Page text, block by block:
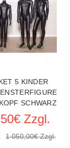
5 KINDER
SCHWARZ
Zzgl.
1 050,00€ Zzgl.